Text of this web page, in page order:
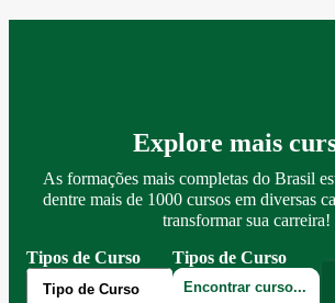
Explore mais
As formações mais completas do Brasil
dentre mais de 1000 cursos em diversas
transformar sua carreira!
Tipos de Curso
Tipos de Curso